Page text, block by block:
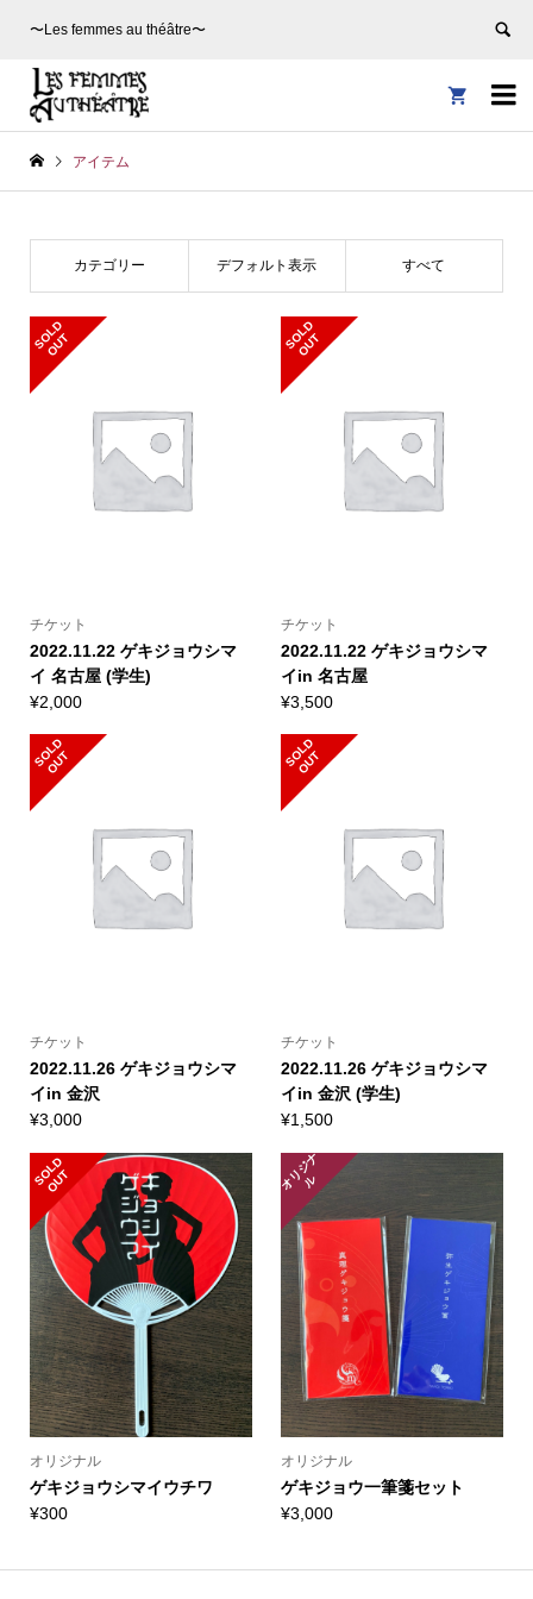
〜Les femmes au théâtre〜


アイテム
カテゴリー デフォルト表示 すべて
S
O
L
D
O
U
T
チケット
2022.11.22 ゲキジョウシマ
イ 名古屋 (学生)
¥2,000
S
O
L
D
O
U
T
チケット
2022.11.22 ゲキジョウシマ
イin 名古屋
¥3,500
S
O
L
D
O
U
T
チケット
2022.11.26 ゲキジョウシマ
イin 金沢
¥3,000
S
O
L
D
O
U
T
チケット
2022.11.26 ゲキジョウシマ
イin 金沢 (学生)
¥1,500
S
O
L
D
O
U
T
オリジナル
ゲキジョウシマイウチワ
¥300
オ
リ
ジ
ナ
ル
オリジナル
ゲキジョウ一筆箋セット
¥3,000